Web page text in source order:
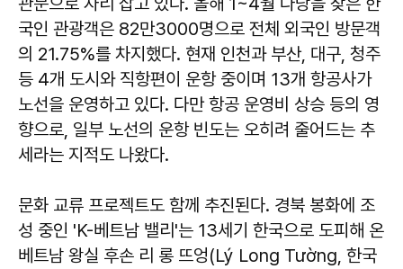
국인 관광객은 82만3000명으로 전체 외국인 방문객
의 21.75%를 차지했다. 현재 인천과 부산, 대구, 청주
등 4개 도시와 직항편이 운항 중이며 13개 항공사가
노선을 운영하고 있다. 다만 항공 운영비 상승 등의 영
향으로, 일부 노선의 운항 빈도는 오히려 줄어드는 추
세라는 지적도 나왔다.
문화 교류 프로젝트도 함께 추진된다. 경북 봉화에 조
성 중인 'K-베트남 밸리'는 13세기 한국으로 도피해 온
베트남 왕실 후손 리 롱 뜨엉(Lý Long Tường, 한국